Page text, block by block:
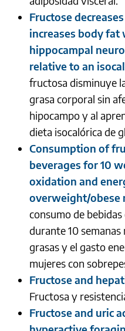
Fructose
increases body
hippocampal
relative to an
fructosa disminuye
grasa corporal sin
hipocampo y al
dieta isocalórica de
Consumption of
beverages for 10
oxidation and
overweight/obese
consumo de
durante 10
grasas y el gasto
mujeres con
Fructose and
Fructosa y
Fructose and uric